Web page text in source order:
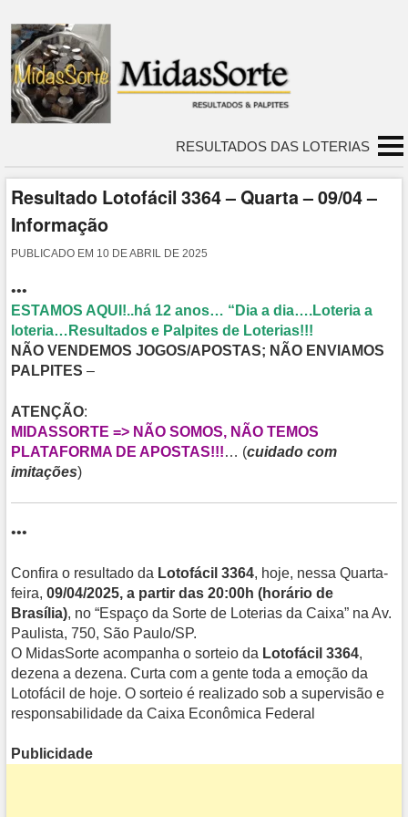
RESULTADOS DAS LOTERIAS
Resultado Lotofácil 3364 – Quarta – 09/04 –
Informação
PUBLICADO EM 10 DE ABRIL DE 2025
•••
ESTAMOS AQUI!..há 12 anos… “Dia a dia….Loteria a
loteria…Resultados e Palpites de Loterias!!!
NÃO VENDEMOS JOGOS/APOSTAS; NÃO ENVIAMOS
PALPITES –
ATENÇÃO:
MIDASSORTE => NÃO SOMOS, NÃO TEMOS
PLATAFORMA DE APOSTAS!!!… (cuidado com
imitações)
•••
Confira o resultado da Lotofácil 3364, hoje, nessa Quarta-
feira,09/04/2025, a partir das 20:00h (horário de
Brasília), no “Espaço da Sorte de Loterias da Caixa” na Av.
Paulista, 750, São Paulo/SP.
O MidasSorte acompanha o sorteio da Lotofácil 3364,
dezena a dezena. Curta com a gente toda a emoção da
Lotofácil de hoje. O sorteio é realizado sob a supervisão e
responsabilidade da Caixa Econômica Federal
Publicidade